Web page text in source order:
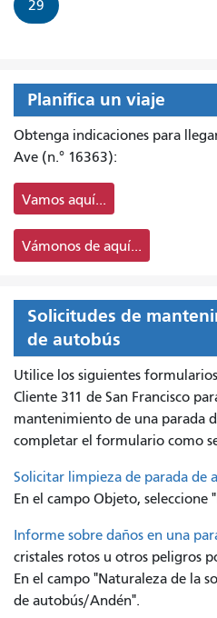
29
Planifica un viaje
Obtenga indicaciones para
Ave (n.° 16363):
Vamos aquí...
Vámonos de aquí...
Solicitudes de
de autobús
Utilice los siguientes
Cliente 311 de San Francisco
mantenimiento de una parada
completar el formulario como
Solicitar limpieza de parada de
En el campo Objeto, seleccione
Informe sobre daños en una
cristales rotos u otros peligros
En el campo "Naturaleza de la
de autobús/Andén".